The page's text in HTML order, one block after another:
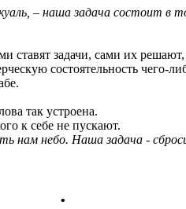
– наша задача состоит в
ставят задачи, сами их
состоятельность чего-
так устроена.
к себе не пускают.
нам небо. Наша задача -
.